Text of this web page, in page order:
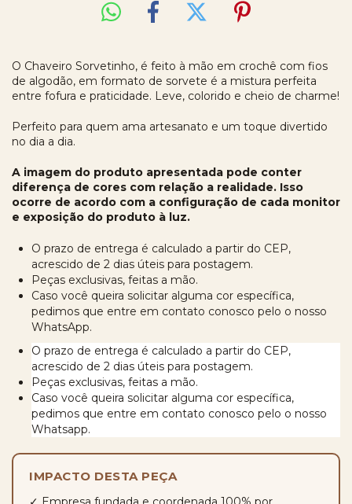
O Chaveiro Sorvetinho, é feito à mão em crochê com fios
de algodão, em formato de sorvete é a mistura perfeita
entre fofura e praticidade. Leve, colorido e cheio de charme!
Perfeito para quem ama artesanato e um toque divertido
no dia a dia.
A imagem do produto apresentada pode conter
diferença de cores com relação a realidade. Isso
ocorre de acordo com a configuração de cada monitor
e exposição do produto à luz.
O prazo de entrega é calculado a partir do CEP,
acrescido de 2 dias úteis para postagem.
Peças exclusivas, feitas a mão.
Caso você queira solicitar alguma cor específica,
pedimos que entre em contato conosco pelo o nosso
WhatsApp.
O prazo de entrega é calculado a partir do CEP,
acrescido de 2 dias úteis para postagem.
Peças exclusivas, feitas a mão.
Caso você queira solicitar alguma cor específica,
pedimos que entre em contato conosco pelo o nosso
Whatsapp.
IMPACTO DESTA PEÇA